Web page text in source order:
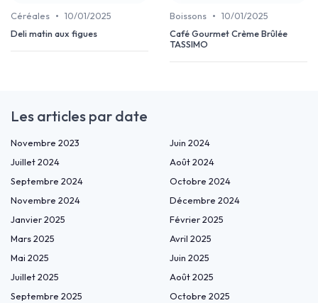
Céréales • 10/01/2025
Deli matin aux figues
Boissons • 10/01/2025
Café Gourmet Crème Brûlée
TASSIMO
Les articles par date
Novembre 2023
Juin 2024
Juillet 2024
Août 2024
Septembre 2024
Octobre 2024
Novembre 2024
Décembre 2024
Janvier 2025
Février 2025
Mars 2025
Avril 2025
Mai 2025
Juin 2025
Juillet 2025
Août 2025
Septembre 2025
Octobre 2025